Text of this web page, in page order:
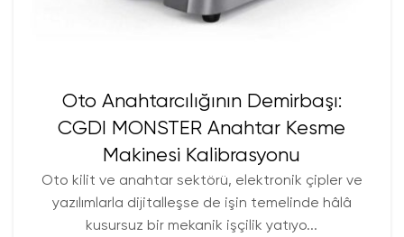
Oto Anahtarcılığının Demirbaşı:
CGDI MONSTER Anahtar Kesme
Makinesi Kalibrasyonu
Oto kilit ve anahtar sektörü, elektronik çipler ve
yazılımlarla dijitalleşse de işin temelinde hâlâ
kusursuz bir mekanik işçilik yatıyo...